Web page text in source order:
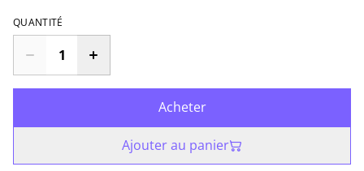
QUANTITÉ
Acheter
Ajouter au panier